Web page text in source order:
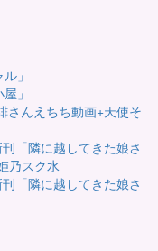
」
」
んえちち動画+天使そ
「隣に越してきた娘さ
乃スク水
「隣に越してきた娘さ